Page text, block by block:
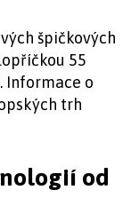
špičkových
55
Informace o
trh
od